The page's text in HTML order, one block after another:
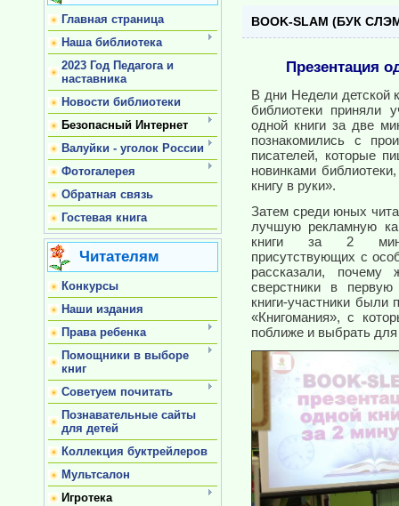
Главная страница
Наша библиотека
2023 Год Педагога и
наставника
Новости библиотеки
Безопасный Интернет
Валуйки - уголок России
Фотогалерея
Обратная связь
Гостевая книга
Читателям
Конкурсы
Наши издания
Права ребенка
Помощники в выборе
книг
Советуем почитать
Познавательные сайты
для детей
Коллекция буктрейлеров
Мультсалон
Игротека
BOOK-SLAM (БУК
Презентация
В дни Недели детской
библиотеки приняли
одной книги за две
познакомились с
писателей, которые
новинками
книгу в руки».
Затем среди юных
лучшую рекламную
книги за 2
присутствующих с
рассказали,
сверстники в
книги-участники были
«Книгомания», с
поближе и выбрать